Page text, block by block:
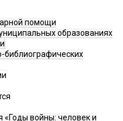
помощи
образованиях
«Годы войны: человек и